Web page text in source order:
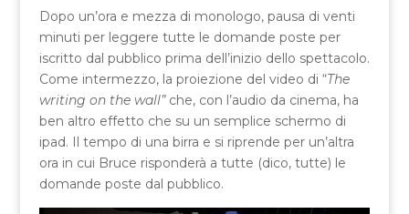
Dopo un’ora e mezza di monologo, pausa di venti
minuti per leggere tutte le domande poste per
iscritto dal pubblico prima dell’inizio dello spettacolo.
Come intermezzo, la proiezione del video di “The
writing on the wall”che, con l’audio da cinema, ha
ben altro effetto che su un semplice schermo di
ipad. Il tempo di una birra e si riprende per un’altra
ora in cui Bruce risponderà a tutte (dico, tutte) le
domande poste dal pubblico.